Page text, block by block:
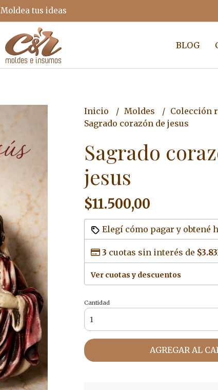
Moldea tus ideas
BLOG
Inicio Moldes
Colección
Sagrado corazón de jesus
Sagrado
jesus
$11.500,00
Elegí cómo pagar y obtené
3 cuotas sin interés de
Ver cuotas y descuentos
Cantidad
AGREGAR AL